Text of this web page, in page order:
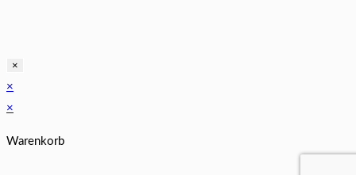
×
×
×
Warenkorb